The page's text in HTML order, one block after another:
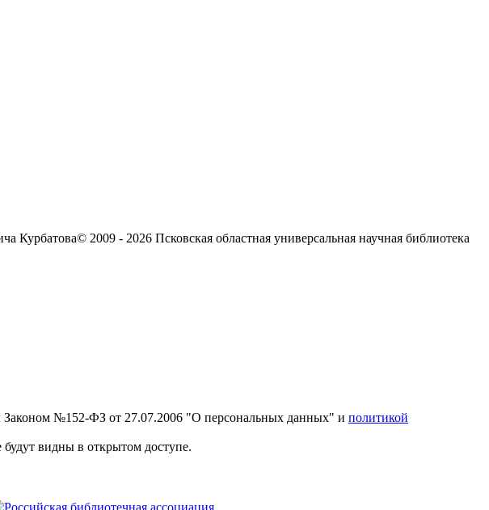
Курбатова© 2009 - 2026 Псковская областная универсальная научная библиотека
Законом №152-ФЗ от 27.07.2006 "О персональных данных" и политикой
видны в открытом доступе.